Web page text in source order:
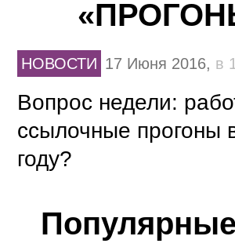
НОВОСТИ 17 Июня 2016, в
Вопрос недели:
ссылочные прогоны
году?
Популярные